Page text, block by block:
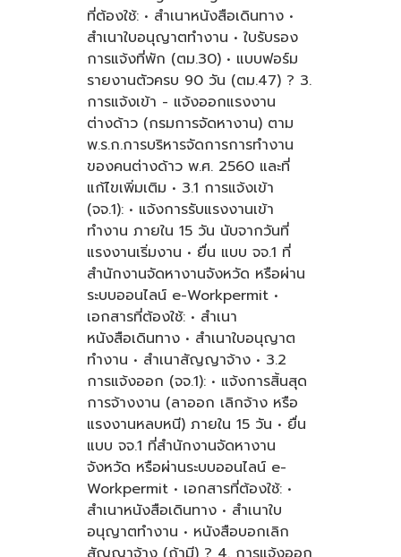
ที่ต้องใช้: • สำเนาหนังสือเดินทาง •
สำเนาใบอนุญาตทำงาน • ใบรับรอง
การแจ้งที่พัก (ตม.30) • แบบฟอร์ม
รายงานตัวครบ 90 วัน (ตม.47) ? 3.
การแจ้งเข้า - แจ้งออกแรงงาน
ต่างด้าว (กรมการจัดหางาน) ตาม
พ.ร.ก.การบริหารจัดการการทำงาน
ของคนต่างด้าว พ.ศ. 2560 และที่
แก้ไขเพิ่มเติม • 3.1 การแจ้งเข้า
(จจ.1): • แจ้งการรับแรงงานเข้า
ทำงาน ภายใน 15 วัน นับจากวันที่
แรงงานเริ่มงาน • ยื่น แบบ จจ.1 ที่
สำนักงานจัดหางานจังหวัด หรือผ่าน
ระบบออนไลน์ e-Workpermit •
เอกสารที่ต้องใช้: • สำเนา
หนังสือเดินทาง • สำเนาใบอนุญาต
ทำงาน • สำเนาสัญญาจ้าง • 3.2
การแจ้งออก (จจ.1): • แจ้งการสิ้นสุด
การจ้างงาน (ลาออก เลิกจ้าง หรือ
แรงงานหลบหนี) ภายใน 15 วัน • ยื่น
แบบ จจ.1 ที่สำนักงานจัดหางาน
จังหวัด หรือผ่านระบบออนไลน์ e-
Workpermit • เอกสารที่ต้องใช้: •
สำเนาหนังสือเดินทาง • สำเนาใบ
อนุญาตทำงาน • หนังสือบอกเลิก